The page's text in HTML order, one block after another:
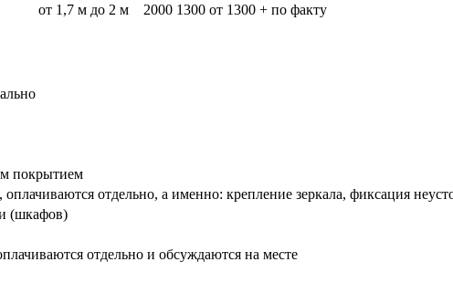
от 1,7 м до 2 м
2000 1300 от 1300 + по факту
покрытием
отдельно, а именно: крепление зеркала, фиксация
(шкафов)
отдельно и обсуждаются на месте